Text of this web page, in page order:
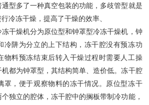
型多了一种真空包装的功能，多歧管型就是
冷冻干燥，提高了干燥的效率、
干燥机分为原位型和钟罩型冷冻干燥机，钟
冷阱为分立的上下结构，冻干腔没有预冻功
物料预冻结束后转入干燥过程时需要人工操
都为钟罩型，其结构简单、造价低。冻干腔
罩，便于观察物料的冻干情况。原位型冻干
独立的腔体，冻干腔中的搁板带制冷功能，